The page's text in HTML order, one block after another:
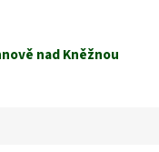
nad Kněžnou